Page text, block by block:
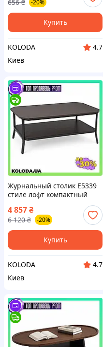
656 ₴ -20%
Купить
KOLODA
4.7
Киев
Журнальный столик E5339
стиле лофт компактный
приставной для гостиной
дивана функциональный
выполнение
4 857₴
6 120 ₴ -20%
Купить
KOLODA
4.7
Киев